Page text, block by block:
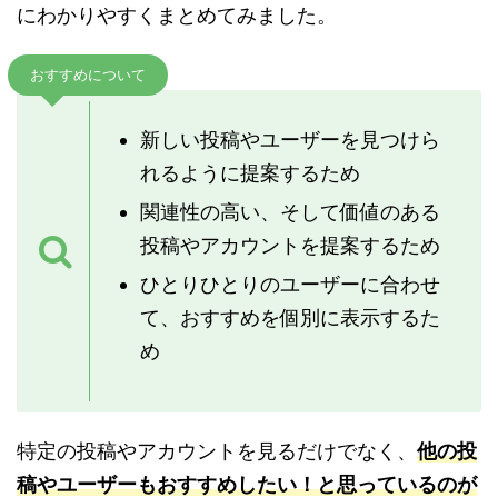
にわかりやすくまとめてみました。
おすすめについて
新しい投稿やユーザーを見つけら
れるように提案するため
関連性の高い、そして価値のある
投稿やアカウントを提案するため
ひとりひとりのユーザーに合わせ
て、おすすめを個別に表示するた
め
特定の投稿やアカウントを見るだけでなく、 他の投
稿やユーザーもおすすめしたい！と思っているのが